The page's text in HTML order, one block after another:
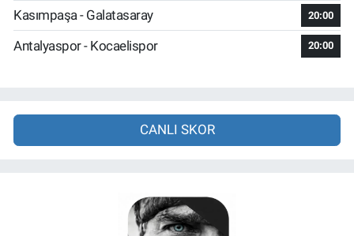
Kasımpaşa - Galatasaray 20:00
Antalyaspor - Kocaelispor 20:00
CANLI SKOR